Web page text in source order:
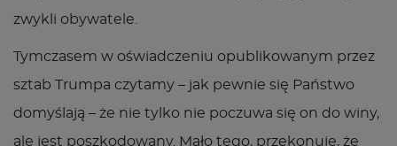
zwykli obywatele.
Tymczasem w oświadczeniu opublikowanym przez
sztab Trumpa czytamy – jak pewnie się Państwo
domyślają – że nie tylko nie poczuwa się on do winy,
ale jest poszkodowany. Mało tego, przekonuje, że